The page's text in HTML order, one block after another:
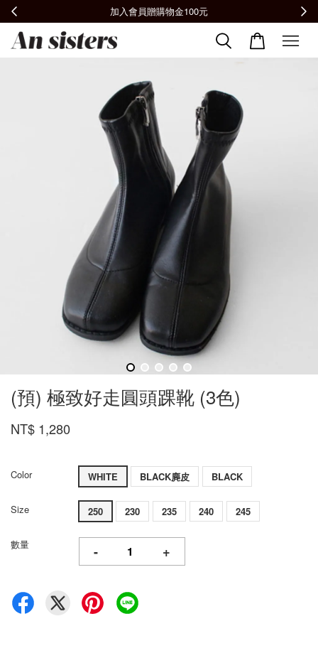
全館滿2000免運📦
(預) 極致好走圓頭踝靴 (3色)
NT$ 1,280
Color WHITE BLACK麂皮 BLACK
Size 250 230 235 240 245
數量 - +